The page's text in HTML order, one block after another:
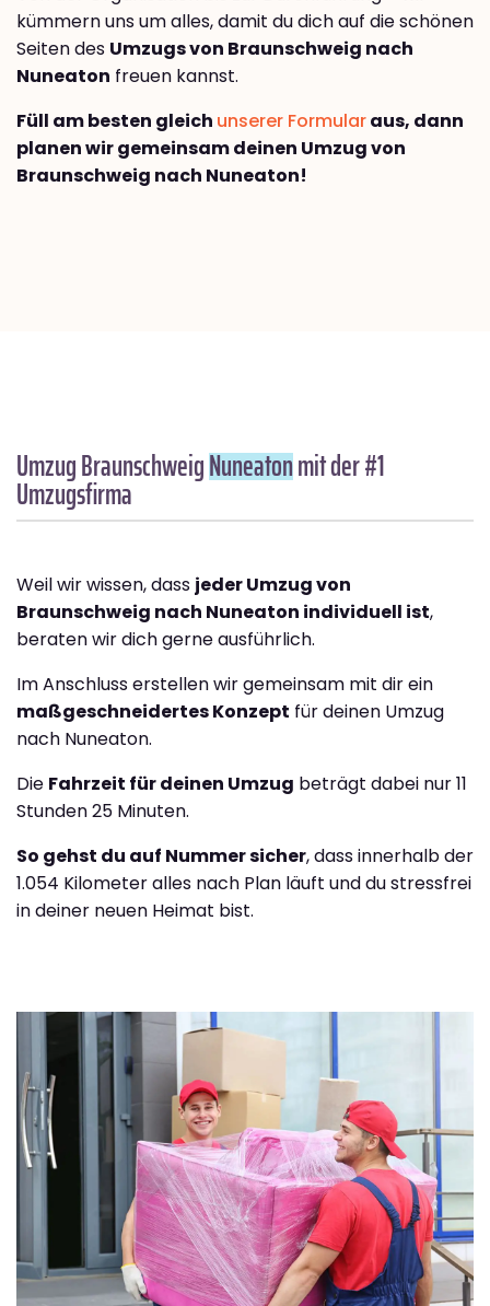
kümmern uns um alles, damit du dich auf die schönen
Seiten des Umzugs von Braunschweig nach
Nuneaton freuen kannst.
Füll am besten gleich unserer Formularaus, dann
planen wir gemeinsam deinen Umzug von
Braunschweig nach Nuneaton!
Umzug BraunschweigNuneatonmit der #1
Umzugsfirma
Weil wir wissen, dass jeder Umzug von
Braunschweig nach Nuneaton individuell ist,
beraten wir dich gerne ausführlich.
Im Anschluss erstellen wir gemeinsam mit dir ein
maßgeschneidertes Konzept für deinen Umzug
nach Nuneaton.
Die Fahrzeit für deinen Umzug beträgt dabei nur 11
Stunden 25 Minuten.
So gehst du auf Nummer sicher, dass innerhalb der
1.054 Kilometer alles nach Plan läuft und du stressfrei
in deiner neuen Heimat bist.